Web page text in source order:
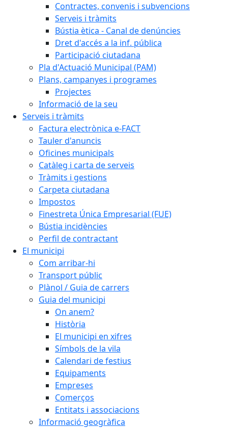
Contractes, convenis i subvencions
Serveis i tràmits
Bústia ètica - Canal de denúncies
Dret d'accés a la inf. pública
Participació ciutadana
Pla d'Actuació Municipal (PAM)
Plans, campanyes i programes
Projectes
Informació de la seu
Serveis i tràmits
Factura electrònica e-FACT
Tauler d'anuncis
Oficines municipals
Catàleg i carta de serveis
Tràmits i gestions
Carpeta ciutadana
Impostos
Finestreta Única Empresarial (FUE)
Bústia incidències
Perfil de contractant
El municipi
Com arribar-hi
Transport públic
Plànol / Guia de carrers
Guia del municipi
On anem?
Història
El municipi en xifres
Símbols de la vila
Calendari de festius
Equipaments
Empreses
Comerços
Entitats i associacions
Informació geogràfica